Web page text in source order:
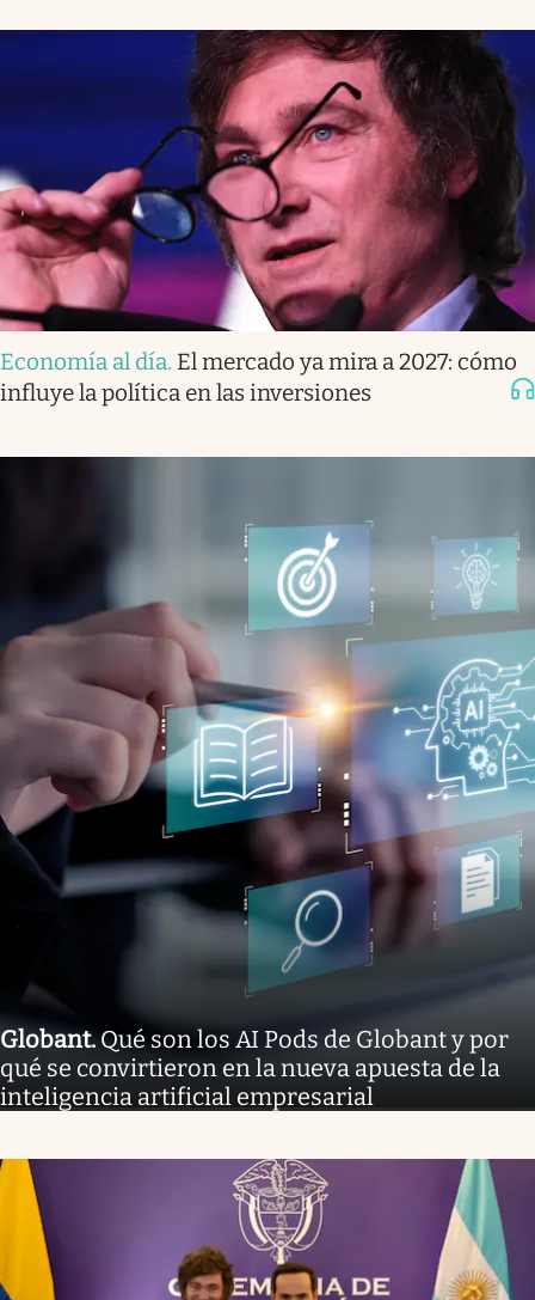
Economía al día. El mercado ya mira a 2027: cómo
influye la política en las inversiones
Globant.Qué son los AI Pods de Globant y por
qué se convirtieron en la nueva apuesta de la
inteligencia artificial empresarial